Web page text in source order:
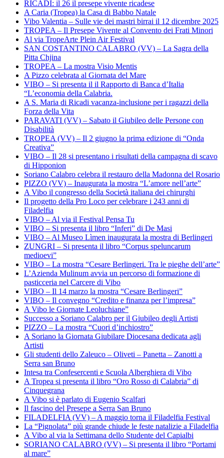
RICADI: il 26 il presepe vivente ricadese
A Caria (Tropea) la Casa di Babbo Natale
Vibo Valentia – Sulle vie dei mastri birrai il 12 dicembre 2025
TROPEA – Il Presepe Vivente al Convento dei Frati Minori
Al via TropeArte Plein Air Festival
SAN COSTANTINO CALABRO (VV) – La Sagra della
Pitta Chjina
TROPEA – La mostra Visio Mentis
A Pizzo celebrata al Giornata del Mare
VIBO – Si presenta il il Rapporto di Banca d’Italia
“L’economia della Calabria.
A S. Maria di Ricadi vacanza-inclusione per i ragazzi della
Forza della Vita
PARAVATI (VV) – Sabato il Giubileo delle Persone con
Disabilità
TROPEA (VV) – Il 2 giugno la prima edizione di “Onda
Creativa”
VIBO – Il 28 si presentano i risultati della campagna di scavo
di Hipponion
Soriano Calabro celebra il restauro della Madonna del Rosario
PIZZO (VV) – Inaugurata la mostra “L’amore nell’arte”
A Vibo il congresso della Società italiana dei chirurghi
Il progetto della Pro Loco per celebrare i 243 anni di
Filadelfia
VIBO – Al via il Festival Pensa Tu
VIBO – Si presenta il libro “Inferi” di De Masi
VIBO – Al Museo Lìmen inaugurata la mostra di Berlingeri
ZUNGRI – Si presenta il libro “Corpus speluncarum
medioevi”
VIBO – La mostra “Cesare Berlingeri. Tra le pieghe dell’arte”
L’Azienda Mulinum avvia un percorso di formazione di
pasticceria nel Carcere di Vibo
VIBO – Il 14 marzo la mostra “Cesare Berlingeri”
VIBO – Il convegno “Credito e finanza per l’impresa”
A Vibo le Giornate Leoluchiane”
Successo a Soriano Calabro per il Giubileo degli Artisti
PIZZO – La mostra “Cuori d’inchiostro”
A Soriano la Giornata Giubilare Diocesana dedicata agli
Artisti
Gli studenti dello Zaleuco – Oliveti – Panetta – Zanotti a
Serra san Bruno
Intesa tra Confesercenti e Scuola Alberghiera di Vibo
A Tropea si presenta il libro “Oro Rosso di Calabria” di
Cinquegrana
A Vibo si è parlato di Eugenio Scalfari
Il fascino del Presepe a Serra San Bruno
FILADELFIA (VV) – A maggio torna il Filadelfia Festival
La “Pignolata” più grande chiude le feste natalizie a Filadelfia
A Vibo al via la Settimana dello Studente del Capialbi
SORIANO CALABRO (VV) – Si presenta il libro “Portami
al mare”